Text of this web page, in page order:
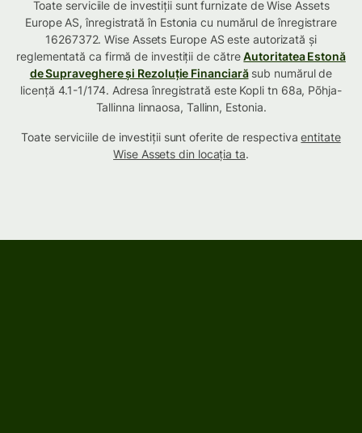
Toate serviciile de investiții sunt furnizate de Wise Assets
Europe AS, înregistrată în Estonia cu numărul de înregistrare
16267372. Wise Assets Europe AS este autorizată și
reglementată ca firmă de investiții de cătreAutoritatea Estonă
de Supraveghere și Rezoluție Financiarăsub numărul de
licență 4.1-1/174. Adresa înregistrată este Kopli tn 68a, Põhja-
Tallinna linnaosa, Tallinn, Estonia.
Toate serviciile de investiții sunt oferite de respectivaentitate
Wise Assets din locația ta.